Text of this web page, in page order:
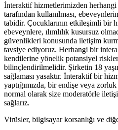
İnteraktif hizmetlerimizden
tarafından kullanılması,
tabidir. Çocuklarının etkileşimli bir
ebeveynlere, ılımlılık kusursuz
güvenlikleri konusunda iletişim
tavsiye ediyoruz. Herhangi bir
kendilerine yönelik potansiyel
bilinçlendirilmelidir. Şirketin 18
sağlaması yasaktır. İnteraktif bir
yaptığımızda, bir endişe veya
normal olarak size moderatörle
sağlarız.
Virüsler, bilgisayar korsanlığı ve